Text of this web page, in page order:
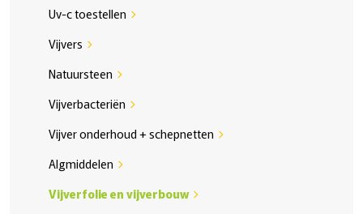
Uv-c toestellen chevron_right
Vijvers chevron_right
Natuursteen chevron_right
Vijverbacteriën chevron_right
Vijver onderhoud + schepnetten chevron_right
Algmiddelen chevron_right
Vijverfolie en vijverbouwchevron_right